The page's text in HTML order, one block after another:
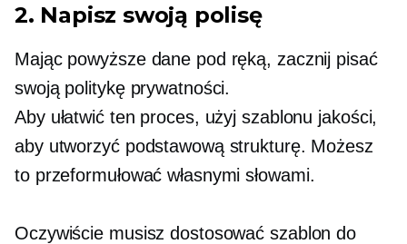
2. Napisz swoją polisę
Mając powyższe dane pod ręką, zacznij pisać
swoją politykę prywatności.
Aby ułatwić ten proces, użyj szablonu jakości,
aby utworzyć podstawową strukturę. Możesz
to przeformułować własnymi słowami.
Oczywiście musisz dostosować szablon do